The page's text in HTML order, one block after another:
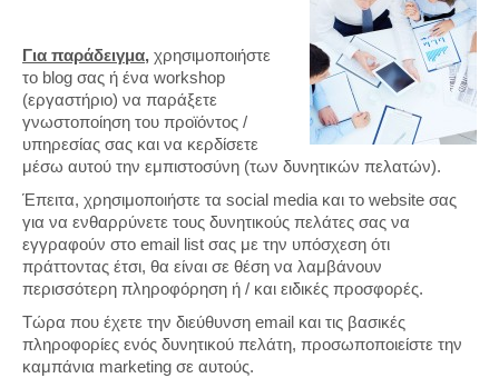
Για παράδειγμα, χρησιμοποιήστε
το blog σας ή ένα workshop
(εργαστήριο) να παράξετε
γνωστοποίηση του προϊόντος /
υπηρεσίας σας και να κερδίσετε
μέσω αυτού την εμπιστοσύνη (των δυνητικών πελατών).
Έπειτα, χρησιμοποιήστε τα social media και το website σας
για να ενθαρρύνετε τους δυνητικούς πελάτες σας να
εγγραφούν στο email list σας με την υπόσχεση ότι
πράττοντας έτσι, θα είναι σε θέση να λαμβάνουν
περισσότερη πληροφόρηση ή / και ειδικές προσφορές.
Τώρα που έχετε την διεύθυνση email και τις βασικές
πληροφορίες ενός δυνητικού πελάτη, προσωποποιείστε την
καμπάνια marketing σε αυτούς.